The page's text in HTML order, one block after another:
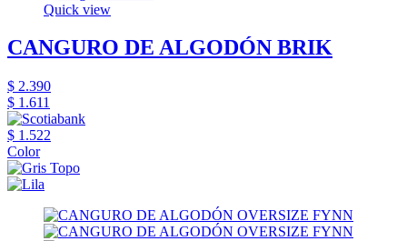
Quick view
CANGURO DE ALGODÓN BRIK
$ 2.390
$ 1.611
$ 1.522
Color